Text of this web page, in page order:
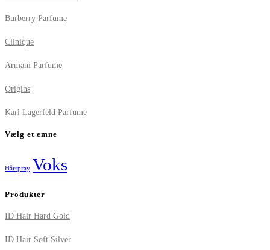
Burberry Parfume
Clinique
Armani Parfume
Origins
Karl Lagerfeld Parfume
Vælg et emne
Hårspray Voks
Produkter
ID Hair Hard Gold
ID Hair Soft Silver